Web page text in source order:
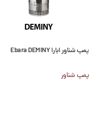
پمپ شناور ابارا Ebara DEMINY
پمپ شناور